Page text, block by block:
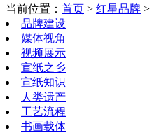
当前位置： 首页 > 红星品牌 >
品牌建设
媒体视角
视频展示
宣纸之乡
宣纸知识
人类遗产
工艺流程
书画载体